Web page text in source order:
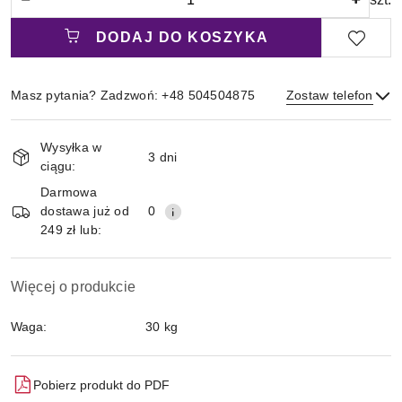
DODAJ DO KOSZYKA
Masz pytania? Zadzwoń: +48 504504875 Zostaw telefon
i
dostawa
Wysyłka w
ciągu:
3 dni
Darmowa
dostawa już od
249 zł lub:
0
Więcej o produkcie
Waga: 30 kg
Pobierz produkt do PDF